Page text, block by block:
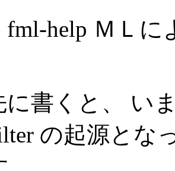
fml-help ＭＬ
に書くと、 い
の起源とな